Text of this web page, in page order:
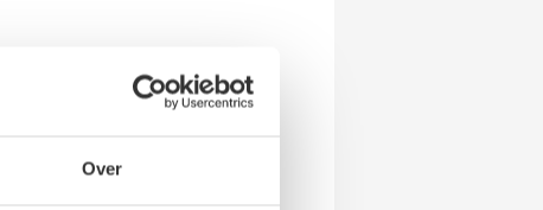
Over
vriendelijke werknemers!